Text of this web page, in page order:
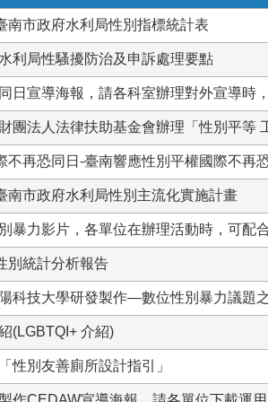
南市政府水利局性別指標統計表
利局性騷擾防治及申訴處理要點
日宣導海報，請各科室辦理對外宣導時
團法人法律扶助基金會辦理「性別平等
不再恐同日-臺南響應性別平權國際不再
南市政府水利局性別主流化實施計畫
暴力影片，各單位在辦理活動時，可配
別統計分析報告
科技大學研發製作—數位性別暴力議題
(LGBTQI+ 介紹)
性別友善廁所設計指引」